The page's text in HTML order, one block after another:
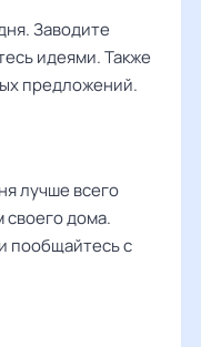
Заводите
идеями. Также
предложений.
лучше всего
своего дома.
пообщайтесь с